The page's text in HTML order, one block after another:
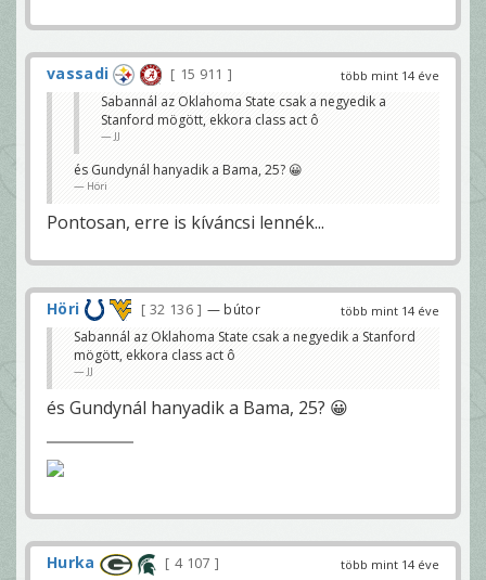
több mint 14 éve
vassadi
15 911
Sabannál az Oklahoma State csak a negyedik a
Stanford mögött, ekkora class act ô
JJ
és Gundynál hanyadik a Bama, 25? 😀
Höri
Pontosan, erre is kíváncsi lennék...
több mint 14 éve
Höri 32 136 — bútor
Sabannál az Oklahoma State csak a negyedik a Stanford
mögött, ekkora class act ô
JJ
és Gundynál hanyadik a Bama, 25? 😀
több mint 14 éve
Hurka
4 107